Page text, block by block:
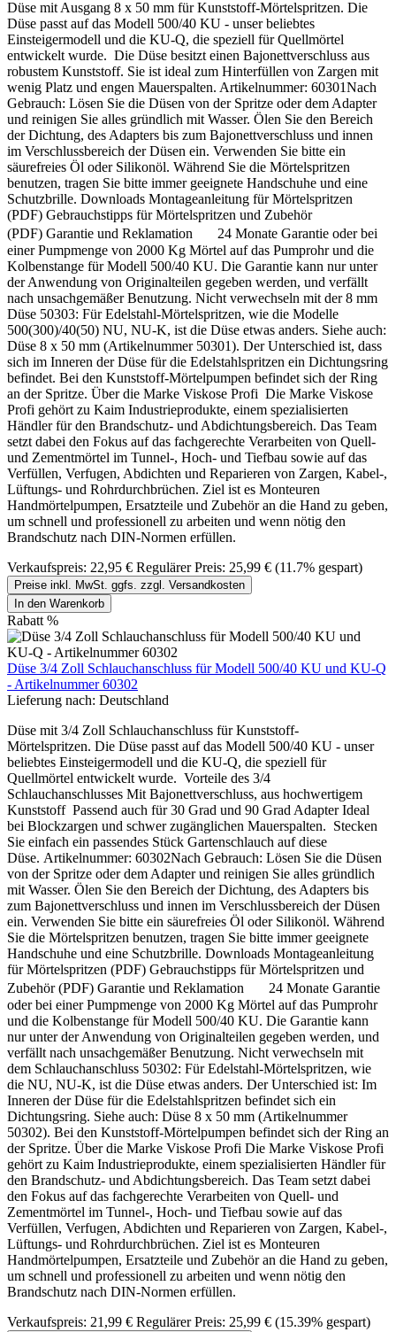
Düse mit Ausgang 8 x 50 mm für Kunststoff-Mörtelspritzen. Die
Düse passt auf das Modell 500/40 KU - unser beliebtes
Einsteigermodell und die KU-Q, die speziell für Quellmörtel
entwickelt wurde. Die Düse besitzt einen Bajonettverschluss aus
robustem Kunststoff. Sie ist ideal zum Hinterfüllen von Zargen mit
wenig Platz und engen Mauerspalten. Artikelnummer: 60301Nach
Gebrauch: Lösen Sie die Düsen von der Spritze oder dem Adapter
und reinigen Sie alles gründlich mit Wasser. Ölen Sie den Bereich
der Dichtung, des Adapters bis zum Bajonettverschluss und innen
im Verschlussbereich der Düsen ein. Verwenden Sie bitte ein
säurefreies Öl oder Silikonöl. Während Sie die Mörtelspritzen
benutzen, tragen Sie bitte immer geeignete Handschuhe und eine
Schutzbrille. Downloads Montageanleitung für Mörtelspritzen
(PDF) Gebrauchstipps für Mörtelspritzen und Zubehör
(PDF) Garantie und Reklamation 24 Monate Garantie oder bei
einer Pumpmenge von 2000 Kg Mörtel auf das Pumprohr und die
Kolbenstange für Modell 500/40 KU. Die Garantie kann nur unter
der Anwendung von Originalteilen gegeben werden, und verfällt
nach unsachgemäßer Benutzung. Nicht verwechseln mit der 8 mm
Düse 50303: Für Edelstahl-Mörtelspritzen, wie die Modelle
500(300)/40(50) NU, NU-K, ist die Düse etwas anders. Siehe auch:
Düse 8 x 50 mm (Artikelnummer 50301). Der Unterschied ist, dass
sich im Inneren der Düse für die Edelstahlspritzen ein Dichtungsring
befindet. Bei den Kunststoff-Mörtelpumpen befindet sich der Ring
an der Spritze. Über die Marke Viskose Profi Die Marke Viskose
Profi gehört zu Kaim Industrieprodukte, einem spezialisierten
Händler für den Brandschutz- und Abdichtungsbereich. Das Team
setzt dabei den Fokus auf das fachgerechte Verarbeiten von Quell-
und Zementmörtel im Tunnel-, Hoch- und Tiefbau sowie auf das
Verfüllen, Verfugen, Abdichten und Reparieren von Zargen, Kabel-,
Lüftungs- und Rohrdurchbrüchen. Ziel ist es Monteuren
Handmörtelpumpen, Ersatzteile und Zubehör an die Hand zu geben,
um schnell und professionell zu arbeiten und wenn nötig den
Brandschutz nach DIN-Normen erfüllen.
Verkaufspreis: 22,95 € Regulärer Preis: 25,99 € (11.7% gespart)
Preise inkl. MwSt. ggfs. zzgl. Versandkosten
In den Warenkorb
Rabatt %
Düse 3/4 Zoll Schlauchanschluss für Modell 500/40 KU und KU-Q
- Artikelnummer 60302
Lieferung nach: Deutschland
Düse mit 3/4 Zoll Schlauchanschluss für Kunststoff-
Mörtelspritzen. Die Düse passt auf das Modell 500/40 KU - unser
beliebtes Einsteigermodell und die KU-Q, die speziell für
Quellmörtel entwickelt wurde. Vorteile des 3/4
Schlauchanschlusses Mit Bajonettverschluss, aus hochwertigem
Kunststoff Passend auch für 30 Grad und 90 Grad Adapter Ideal
bei Blockzargen und schwer zugänglichen Mauerspalten. Stecken
Sie einfach ein passendes Stück Gartenschlauch auf diese
Düse. Artikelnummer: 60302Nach Gebrauch: Lösen Sie die Düsen
von der Spritze oder dem Adapter und reinigen Sie alles gründlich
mit Wasser. Ölen Sie den Bereich der Dichtung, des Adapters bis
zum Bajonettverschluss und innen im Verschlussbereich der Düsen
ein. Verwenden Sie bitte ein säurefreies Öl oder Silikonöl. Während
Sie die Mörtelspritzen benutzen, tragen Sie bitte immer geeignete
Handschuhe und eine Schutzbrille. Downloads Montageanleitung
für Mörtelspritzen (PDF) Gebrauchstipps für Mörtelspritzen und
Zubehör (PDF) Garantie und Reklamation 24 Monate Garantie
oder bei einer Pumpmenge von 2000 Kg Mörtel auf das Pumprohr
und die Kolbenstange für Modell 500/40 KU. Die Garantie kann
nur unter der Anwendung von Originalteilen gegeben werden, und
verfällt nach unsachgemäßer Benutzung. Nicht verwechseln mit
dem Schlauchanschluss 50302: Für Edelstahl-Mörtelspritzen, wie
die NU, NU-K, ist die Düse etwas anders. Der Unterschied ist: Im
Inneren der Düse für die Edelstahlspritzen befindet sich ein
Dichtungsring. Siehe auch: Düse 8 x 50 mm (Artikelnummer
50302). Bei den Kunststoff-Mörtelpumpen befindet sich der Ring an
der Spritze. Über die Marke Viskose Profi Die Marke Viskose Profi
gehört zu Kaim Industrieprodukte, einem spezialisierten Händler für
den Brandschutz- und Abdichtungsbereich. Das Team setzt dabei
den Fokus auf das fachgerechte Verarbeiten von Quell- und
Zementmörtel im Tunnel-, Hoch- und Tiefbau sowie auf das
Verfüllen, Verfugen, Abdichten und Reparieren von Zargen, Kabel-,
Lüftungs- und Rohrdurchbrüchen. Ziel ist es Monteuren
Handmörtelpumpen, Ersatzteile und Zubehör an die Hand zu geben,
um schnell und professionell zu arbeiten und wenn nötig den
Brandschutz nach DIN-Normen erfüllen.
Verkaufspreis: 21,99 € Regulärer Preis: 25,99 € (15.39% gespart)